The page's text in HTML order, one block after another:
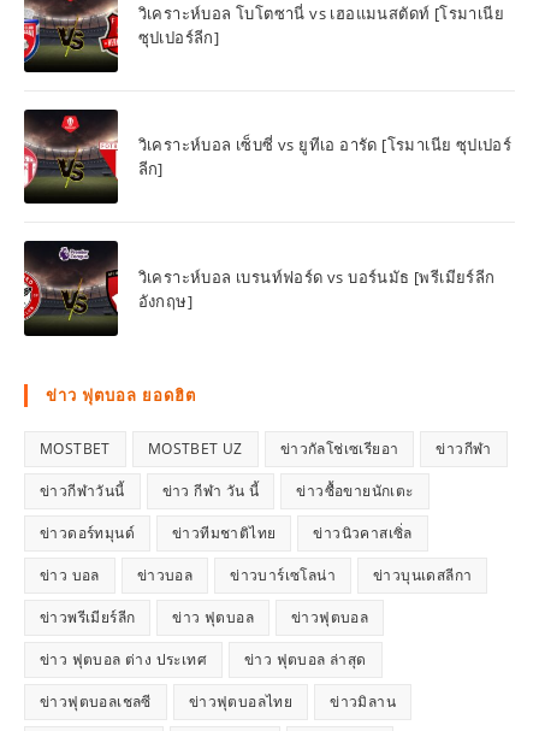
วิเคราะห์บอล โบโตซานี่ vs เฮอแมนสตัดท์ [โรมาเนีย
ซุปเปอร์ลีก]
วิเคราะห์บอล เซ็บซี่ vs ยูทีเอ อารัด [โรมาเนีย ซุปเปอร์
ลีก]
วิเคราะห์บอล เบรนท์ฟอร์ด vs บอร์นมัธ [พรีเมียร์ลีก
อังกฤษ]
ข่าว ฟุตบอล ยอดฮิต
MOSTBET MOSTBET UZ ข่าวกัลโช่เซเรียอา ข่าวกีฬา
ข่าวกีฬาวันนี้ ข่าว กีฬา วัน นี้ ข่าวซื้อขายนักเตะ
ข่าวดอร์ทมุนด์ ข่าวทีมชาติไทย ข่าวนิวคาสเซิ่ล
ข่าว บอล ข่าวบอล ข่าวบาร์เซโลน่า ข่าวบุนเดสลีกา
ข่าวพรีเมียร์ลีก ข่าว ฟุตบอล ข่าวฟุตบอล
ข่าว ฟุตบอล ต่าง ประเทศ ข่าว ฟุตบอล ล่าสุด
ข่าวฟุตบอลเชลซี ข่าวฟุตบอลไทย ข่าวมิลาน